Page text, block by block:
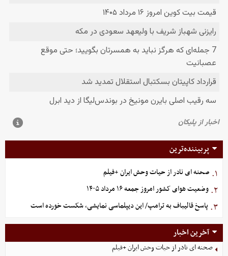
پربیننده‌ترین
۱. صحنه ای نادر از حیات وحش ایران +فیلم
۲. وضعیت هوای کشور امروز جمعه ۱۶ مرداد ۱۴۰۵
۳. پاسخ قالیباف به ترامپ/ این دیپلماسی نمایشی، شکست خورده است
آخرین اخبار
صحنه ای نادر از حیات وحش ایران +فیلم